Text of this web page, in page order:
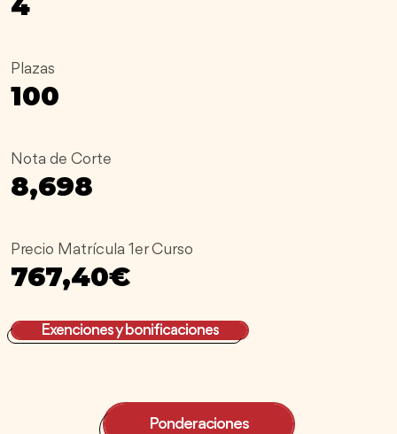
Plazas
100
Nota de Corte
8,698
Precio Matrícula 1er Curso
767,40€
Exenciones y bonificaciones
Ponderaciones